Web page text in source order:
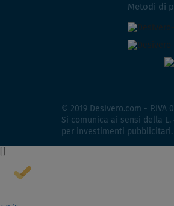
Metodi di
© 2019 Desivero.com - P.IVA
Si comunica ai sensi della
per investimenti pubblicitari.